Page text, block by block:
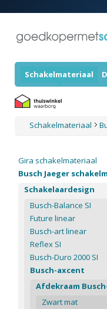
Schakelmateriaal
Schakelmateriaal
Gira schakelmateriaal
Busch Jaeger
Schakelaardesign
Busch-Balance SI
Future linear
Busch-art linear
Reflex SI
Busch-Duro 2000 SI
Busch-axcent
Afdekraam
Zwart mat